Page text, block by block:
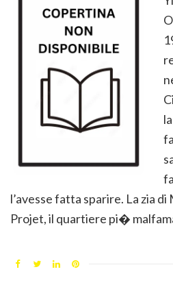
l’avesse fatta sparire. La zia di
Projet, il quartiere pi�